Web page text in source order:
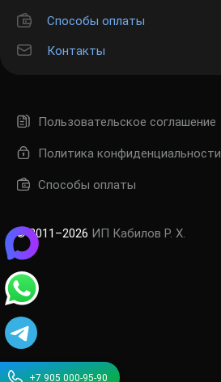
Способы оплаты
Контакты
Пользовательское соглашение
Политика конфиденциальности
Способы оплаты
© 2011–2026 ИП Кабилов Р. Х.
+7 905 000-95-90